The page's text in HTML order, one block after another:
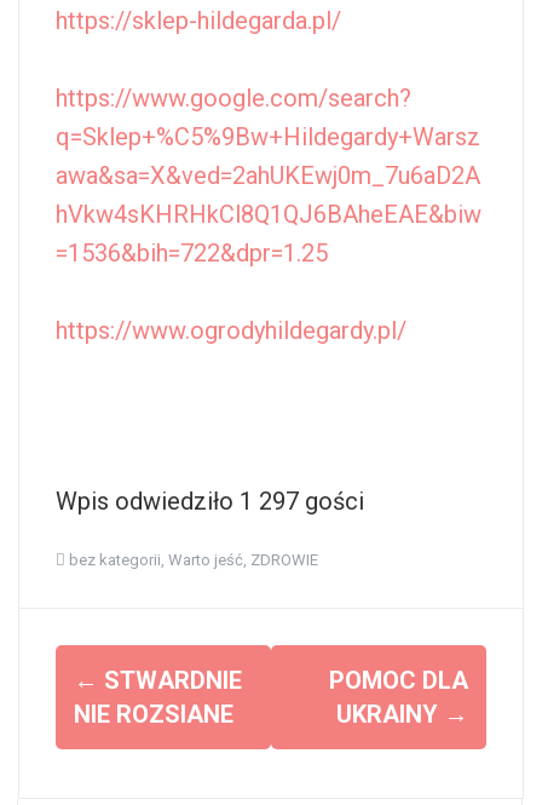
https://sklep-hildegarda.pl/
https://www.google.com/search?
q=Sklep+%C5%9Bw+Hildegardy+Warsz
awa&sa=X&ved=2ahUKEwj0m_7u6aD2A
hVkw4sKHRHkCl8Q1QJ6BAheEAE&biw
=1536&bih=722&dpr=1.25
https://www.ogrodyhildegardy.pl/
Wpis odwiedziło 1 297 gości
bez kategorii Warto jeść ZDROWIE
b
← STWARDNIE
NIE ROZSIANE
POMOC DLA
UKRAINY →